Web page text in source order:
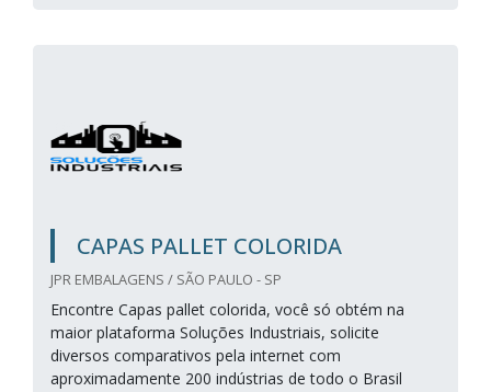
CAPAS PALLET COLORIDA
JPR EMBALAGENS / SÃO PAULO - SP
Encontre Capas pallet colorida, você só obtém na
maior plataforma Soluções Industriais, solicite
diversos comparativos pela internet com
aproximadamente 200 indústrias de todo o Brasil